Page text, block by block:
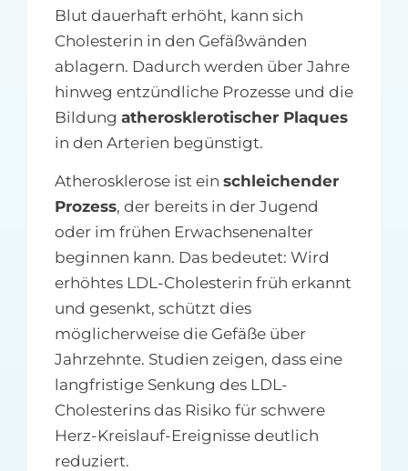
Blut dauerhaft erhöht, kann sich
Cholesterin in den Gefäßwänden
ablagern. Dadurch werden über Jahre
hinweg entzündliche Prozesse und die
Bildung atherosklerotischer Plaques
in den Arterien begünstigt.
Atherosklerose ist ein schleichender
Prozess, der bereits in der Jugend
oder im frühen Erwachsenenalter
beginnen kann. Das bedeutet: Wird
erhöhtes LDL-Cholesterin früh erkannt
und gesenkt, schützt dies
möglicherweise die Gefäße über
Jahrzehnte. Studien zeigen, dass eine
langfristige Senkung des LDL-
Cholesterins das Risiko für schwere
Herz-Kreislauf-Ereignisse deutlich
reduziert.